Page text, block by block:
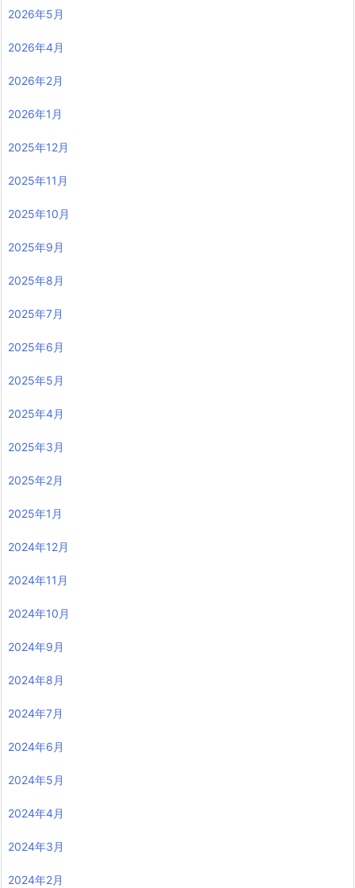
2026年5月
2026年4月
2026年2月
2026年1月
2025年12月
2025年11月
2025年10月
2025年9月
2025年8月
2025年7月
2025年6月
2025年5月
2025年4月
2025年3月
2025年2月
2025年1月
2024年12月
2024年11月
2024年10月
2024年9月
2024年8月
2024年7月
2024年6月
2024年5月
2024年4月
2024年3月
2024年2月